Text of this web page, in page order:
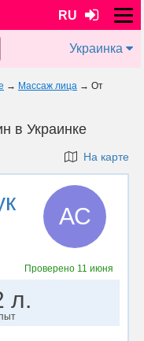
RU
Украинка
→ Массаж лица → От
в Украинке
На карте
АС
Проверено 11 июня
л.